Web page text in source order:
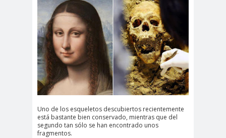
Uno de los esqueletos descubiertos recientemente
está bastante bien conservado, mientras que del
segundo tan sólo se han encontrado unos
fragmentos.